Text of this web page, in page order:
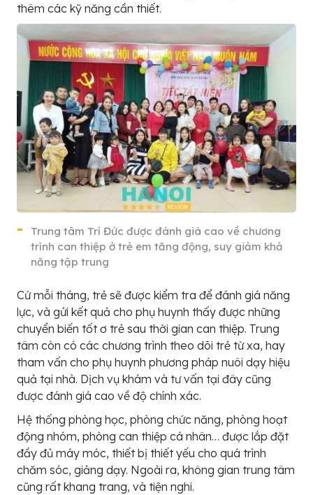
thêm các kỹ năng cần thiết.
Trung tâm Trí Đức được đánh giá cao về chương
trình can thiệp ở trẻ em tăng động, suy giảm khả
năng tập trung
Cứ mỗi tháng, trẻ sẽ được kiểm tra để đánh giá năng
lực, và gửi kết quả cho phụ huynh thấy được những
chuyển biến tốt ơ trẻ sau thời gian can thiệp. Trung
tâm còn có các chương trình theo dõi trẻ từ xa, hay
tham vấn cho phụ huynh phương pháp nuôi dạy hiệu
quả tại nhà. Dịch vụ khám và tư vấn tại đây cũng
được đánh giá cao về độ chính xác.
Hệ thống phòng học, phòng chức năng, phòng hoạt
động nhóm, phòng can thiệp cá nhân… được lắp đặt
đầy đủ máy móc, thiết bị thiết yếu cho quá trình
chăm sóc, giảng dạy. Ngoài ra, không gian trung tâm
cũng rất khang trang, và tiện nghi.